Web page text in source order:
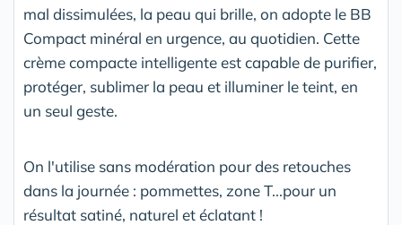
mal dissimulées, la peau qui brille, on adopte le BB
Compact minéral en urgence, au quotidien. Cette
crème compacte intelligente est capable de purifier,
protéger, sublimer la peau et illuminer le teint, en
un seul geste.
On l'utilise sans modération pour des retouches
dans la journée : pommettes, zone T...pour un
résultat satiné, naturel et éclatant !